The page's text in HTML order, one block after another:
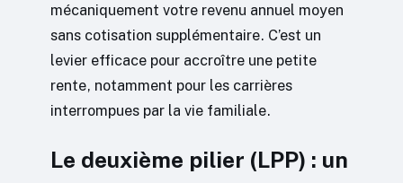
mécaniquement votre revenu annuel moyen
sans cotisation supplémentaire. C’est un
levier efficace pour accroître une petite
rente, notamment pour les carrières
interrompues par la vie familiale.
Le deuxième pilier (LPP) : un